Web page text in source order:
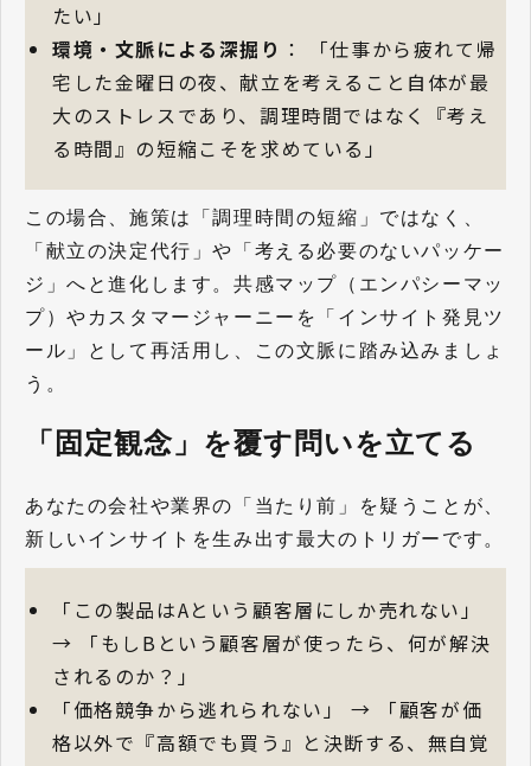
たい」
環境・文脈による深掘り ： 「仕事から疲れて帰
宅した金曜日の夜、献立を考えること自体が最
大のストレスであり、調理時間ではなく『考え
る時間』の短縮こそを求めている」
この場合、施策は「調理時間の短縮」ではなく、
「献立の決定代行」や「考える必要のないパッケー
ジ」へと進化します。共感マップ（エンパシーマッ
プ）やカスタマージャーニーを「インサイト発見ツ
ール」として再活用し、この文脈に踏み込みましょ
う。
「固定観念」を覆す問いを立てる
あなたの会社や業界の「当たり前」を疑うことが、
新しいインサイトを生み出す最大のトリガーです。
「この製品はAという顧客層にしか売れない」
→ 「もしBという顧客層が使ったら、何が解決
されるのか？」
「価格競争から逃れられない」 → 「顧客が価
格以外で『高額でも買う』と決断する、無自覚